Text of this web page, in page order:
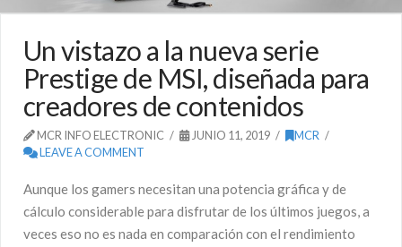
Un vistazo a la nueva serie
Prestige de MSI, diseñada para
creadores de contenidos
MCR INFO ELECTRONIC JUNIO 11, 2019
MCR
LEAVE A COMMENT
Aunque los gamers necesitan una potencia gráfica y de
cálculo considerable para disfrutar de los últimos juegos, a
veces eso no es nada en comparación con el rendimiento